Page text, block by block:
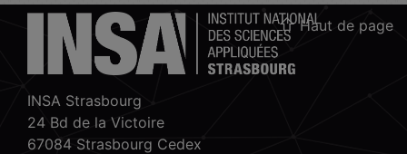
Haut de page
INSA Strasbourg
24 Bd de la Victoire
67084 Strasbourg Cedex